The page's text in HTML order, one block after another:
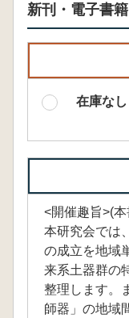
新刊・電子書籍
在庫なし
<開催趣旨>(
本研究会では
の成立を地域
来系土器群の
整理します。
師器」の地域